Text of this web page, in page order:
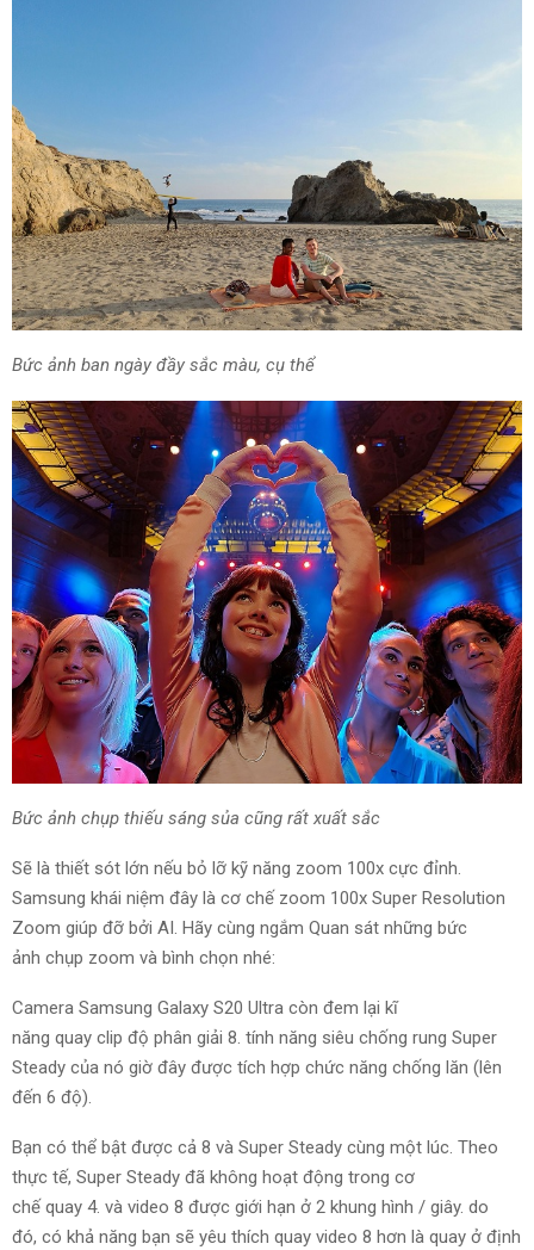
Bức ảnh ban ngày đầy sắc màu, cụ thể
Bức ảnh chụp thiếu sáng sủa cũng rất xuất sắc
Sẽ là thiết sót lớn nếu bỏ lỡ kỹ năng zoom 100x cực đỉnh.
Samsung khái niệm đây là cơ chếzoom 100x Super Resolution
Zoom giúp đỡ bởi AI. Hãy cùng ngắm Quan sát những bức
ảnh chụp zoom và bình chọn nhé:
Camera Samsung Galaxy S20 Ultra còn đem lại kĩ
năng quay clip độ phân giải 8. tính năng siêu chống rung Super
Steady của nó giờ đây được tích hợp chức năng chống lăn (lên
đến 6 độ).
Bạn có thể bật được cả 8 và Super Steady cùng một lúc. Theo
thực tế, Super Steady đã không hoạt động trong cơ
chếquay 4. và video 8 được giới hạn ở 2 khung hình / giây. do
đó, có khả năng bạn sẽ yêu thích quay video 8 hơn là quay ở định